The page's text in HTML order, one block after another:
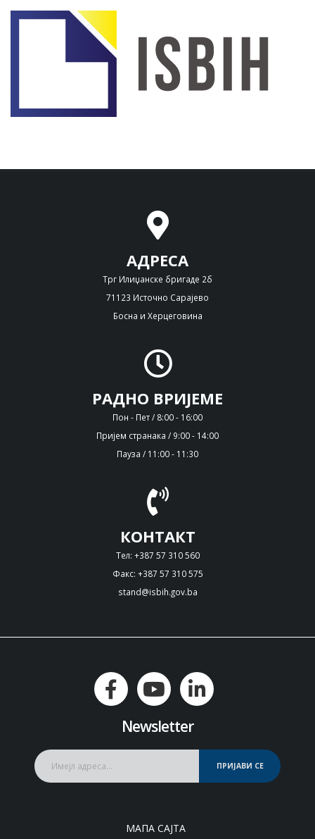
АДРЕСА
Трг Илиџанске бригаде 2б
71123 Источно Сарајево
Босна и Херцеговина
РАДНО ВРИЈЕМЕ
Пон - Пет / 8:00 - 16:00
Пријем странака / 9:00 - 14:00
Пауза / 11:00 - 11:30
КОНТАКТ
Тел: +387 57 310 560
Факс: +387 57 310 575
stand@isbih.gov.ba
Newsletter
ПРИЈАВИ СЕ
МАПА САЈТА